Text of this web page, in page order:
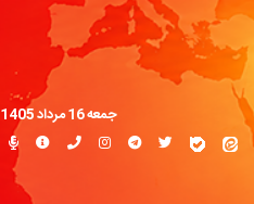
جمعه 16 مرداد 1405